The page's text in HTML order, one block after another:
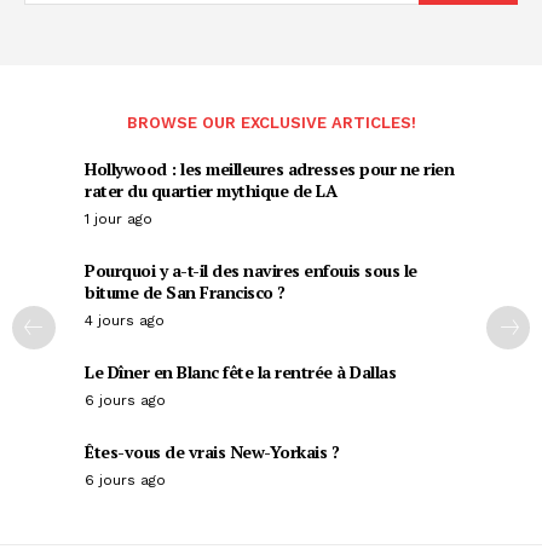
BROWSE OUR EXCLUSIVE ARTICLES!
Hollywood : les meilleures adresses pour ne rien
rater du quartier mythique de LA
1 jour ago
Pourquoi y a-t-il des navires enfouis sous le
bitume de San Francisco ?
4 jours ago
Le Dîner en Blanc fête la rentrée à Dallas
6 jours ago
Êtes-vous de vrais New-Yorkais ?
6 jours ago